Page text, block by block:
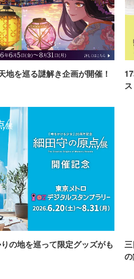
地を巡る謎解き企画が開催！
の地を巡って限定グッズがも